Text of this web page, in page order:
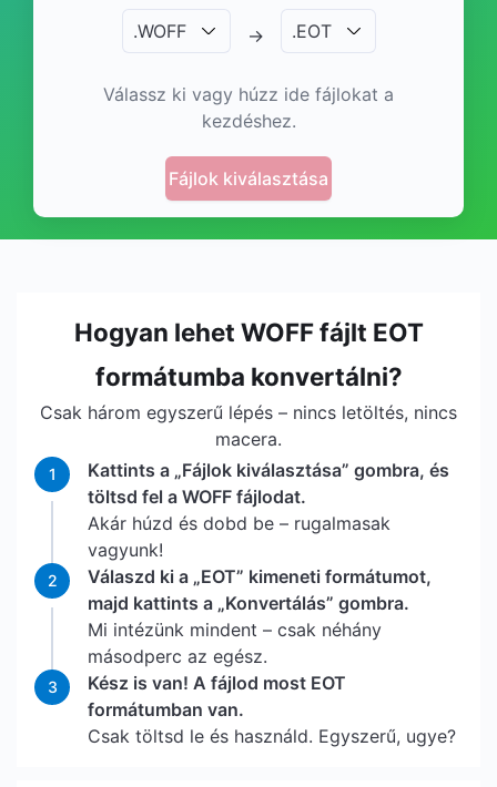
.WOFF → .EOT
Válassz ki vagy húzz ide fájlokat a
kezdéshez.
Fájlok kiválasztása
Hogyan lehet WOFF fájlt EOT
formátumba konvertálni?
Csak három egyszerű lépés – nincs letöltés, nincs
macera.
1
Kattints a „Fájlok kiválasztása” gombra, és
töltsd fel a WOFF fájlodat.
Akár húzd és dobd be – rugalmasak
vagyunk!
2
Válaszd ki a „EOT” kimeneti formátumot,
majd kattints a „Konvertálás” gombra.
Mi intézünk mindent – csak néhány
másodperc az egész.
3
Kész is van! A fájlod most EOT
formátumban van.
Csak töltsd le és használd. Egyszerű, ugye?